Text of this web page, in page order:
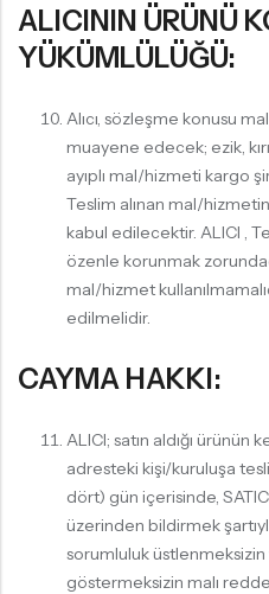
ALICININ ÜRÜNÜ
YÜKÜMLÜLÜĞÜ:
Alıcı, sözleşme konusu
muayene edecek; ezik,
ayıplı mal/hizmeti kargo
Teslim alınan mal/
kabul edilecektir. ALICI ,
özenle korunmak
mal/hizmet
edilmelidir.
CAYMA HAKKI:
ALICI; satın aldığı
adresteki kişi/kuruluşa
dört) gün içerisinde,
üzerinden bildirmek
sorumluluk
göstermeksizin malı